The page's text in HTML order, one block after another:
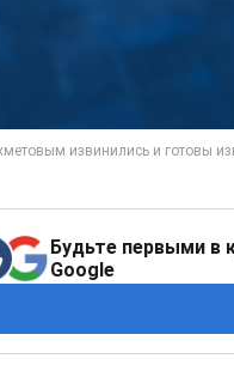
Будьте первыми в
Google